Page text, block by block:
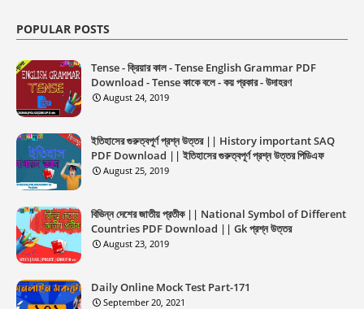
POPULAR POSTS
Tense - ক্রিয়ার কাল - Tense English Grammar PDF
Download - Tense কাকে বলে - কয় প্রকার - উদাহরণ
August 24, 2019
ইতিহাসের গুরুত্বপূর্ণ প্রশ্ন উত্তর || History important SAQ
PDF Download || ইতিহাসের গুরুত্বপূর্ণ প্রশ্ন উত্তর পিডিএফ
August 25, 2019
বিভিন্ন দেশের জাতীয় প্রতীক || National Symbol of Different
Countries PDF Download || Gk প্রশ্ন উত্তর
August 23, 2019
Daily Online Mock Test Part-171
September 20, 2021